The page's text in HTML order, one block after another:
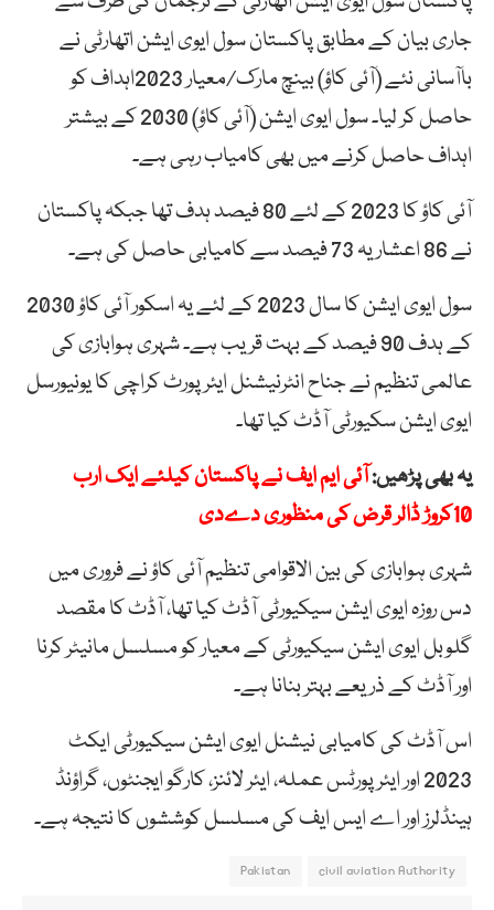
جاری بیان کے مطابق پاکستان سول ایوی ایشن اتھارٹی نے
باآسانی نئے (آئی کاؤ) بینچ مارک/معیار 2023اہداف کو
حاصل کر لیا۔ سول ایوی ایشن (آئی کاؤ) 2030 کے بیشتر
اہداف حاصل کرنے میں بھی کامیاب رہی ہے۔
آئی کاؤ کا 2023 کے لئے 80 فیصد ہدف تھا جبکہ پاکستان
نے 86 اعشاریہ 73 فیصد سے کامیابی حاصل کی ہے۔
سول ایوی ایشن کا سال 2023 کے لئے یہ اسکور آئی کاؤ 2030
کے ہدف 90 فیصد کے بہت قریب ہے۔ شہری ہوابازی کی
عالمی تنظیم نے جناح انٹرنیشنل ایئر پورٹ کراچی کا یونیورسل
ایوی ایشن سکیورٹی آڈٹ کیا تھا۔
یہ بھی پڑھیں:آئی ایم ایف نے پاکستان کیلئے ایک ارب
10کروڑ ڈالر قرض کی منظوری دےدی
شہری ہوابازی کی بین الاقوامی تنظیم آئی کاؤ نے فروری میں
دس روزہ ایوی ایشن سیکیورٹی آڈٹ کیا تھا، آڈٹ کا مقصد
گلوبل ایوی ایشن سیکیورٹی کے معیار کو مسلسل مانیٹر کرنا
اور آڈٹ کے ذریعے بہتر بنانا ہے۔
اس آڈٹ کی کامیابی نیشنل ایوی ایشن سیکیورٹی ایکٹ
2023 اور ایئرپورٹس عملہ، ایئر لائنز، کارگو ایجنٹوں، گراؤنڈ
ہینڈلرز اور اے ایس ایف کی مسلسل کوششوں کا نتیجہ ہے۔
civil aviation Authority
Pakistan